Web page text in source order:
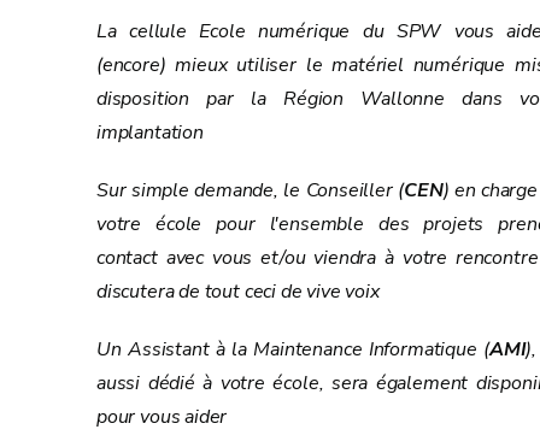
La cellule Ecole numérique du SPW vous
(encore) mieux utiliser le matériel numérique
disposition par la Région Wallonne dans
implantation
Sur simple demande, le Conseiller (CEN) en
votre école pour l'ensemble des projets
contact avec vous et/ou viendra à votre
discutera de tout ceci de vive voix
Un Assistant à la Maintenance Informatique (AMI
aussi dédié à votre école, sera également
pour vous aider